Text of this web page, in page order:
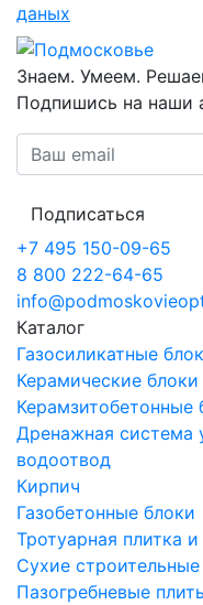
даных
Знаем. Умеем.
Подпишись на наши
Подписаться
+7 495 150-09-65
8 800 222-64-65
Каталог
Газосиликатные
Керамические блоки
Керамзитобетонные
Дренажная система
водоотвод
Кирпич
Газобетонные блоки
Тротуарная плитка
Сухие
Пазогребневые